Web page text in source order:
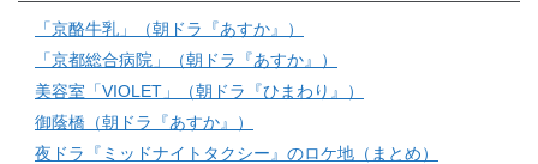
「京酪牛乳」（朝ドラ『あすか』）
「京都総合病院」（朝ドラ『あすか』）
美容室「VIOLET」（朝ドラ『ひまわり』）
御蔭橋（朝ドラ『あすか』）
夜ドラ『ミッドナイトタクシー』のロケ地（まとめ）